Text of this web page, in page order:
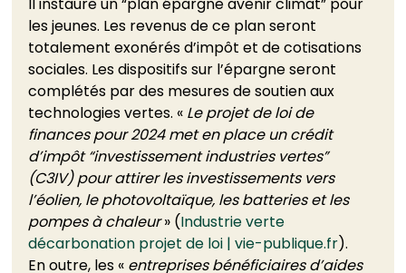
Il instaure un “plan épargne avenir climat” pour
les jeunes. Les revenus de ce plan seront
totalement exonérés d’impôt et de cotisations
sociales. Les dispositifs sur l’épargne seront
complétés par des mesures de soutien aux
technologies vertes. « Le projet de loi de
finances pour 2024 met en place un crédit
d’impôt “investissement industries vertes”
(C3IV) pour attirer les investissements vers
l’éolien, le photovoltaïque, les batteries et les
pompes à chaleur » (Industrie verte
décarbonation projet de loi | vie-publique.fr).
En outre, les « entreprises bénéficiaires d’aides